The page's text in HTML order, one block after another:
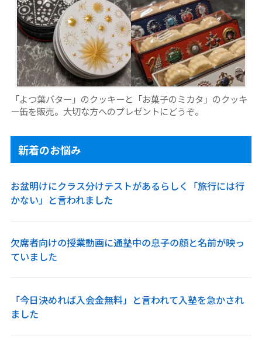
「よつ葉バター」のクッキーと「お菓子のミカタ」のクッキ
ー缶を販売。大切な方へのプレゼントにどうぞ。
新着のお悩み
お盆明けにクラス分けテストがあるらしく「旅行には行
かない」と言われました
欠席者向けの授業動画に通塾中の息子の顔と名前が映っ
ていました
「今日決めれば入会金無料」と言われて入塾を急かされ
ました